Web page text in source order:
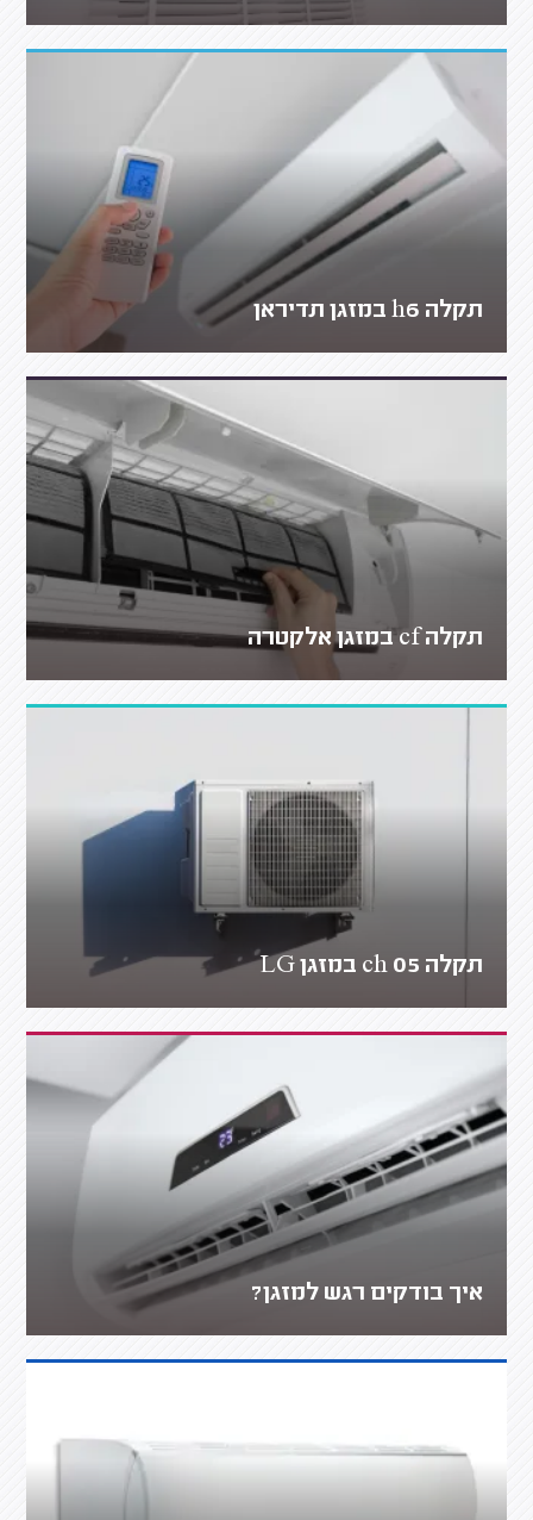
תקלה h6 במזגן תדיראן
תקלה cf במזגן אלקטרה
תקלה ch 05 במזגן LG
איך בודקים רגש למזגן?